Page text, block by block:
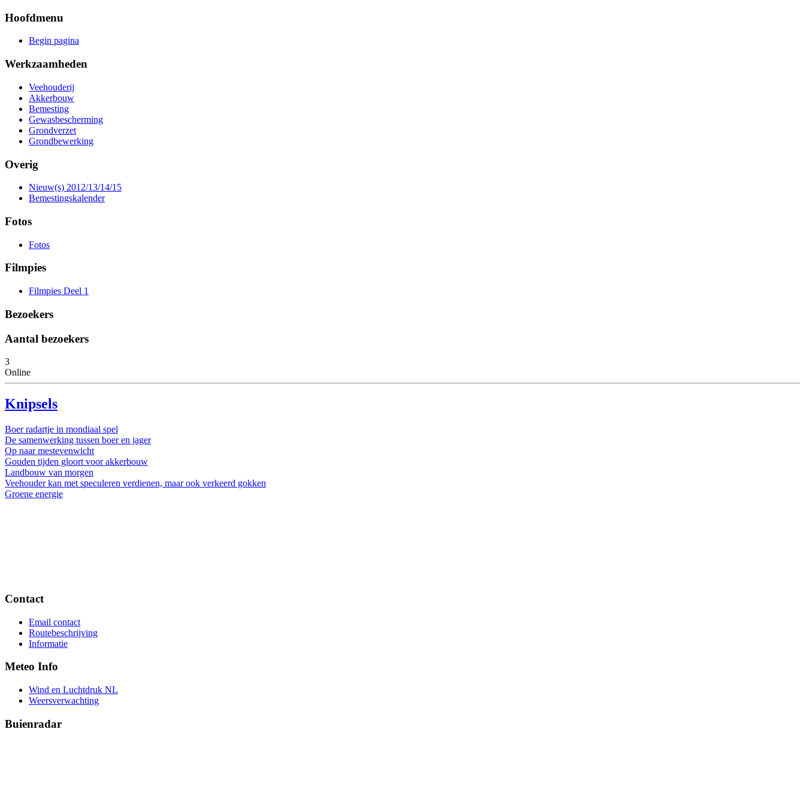
Hoofdmenu
Begin pagina
Werkzaamheden
Veehouderij
Akkerbouw
Bemesting
Gewasbescherming
Grondverzet
Grondbewerking
Overig
Nieuw(s) 2012/13/14/15
Bemestingskalender
Fotos
Fotos
Filmpies
Filmpies Deel 1
Bezoekers
Aantal bezoekers
3
Online
Knipsels
Boer radartje in mondiaal spel
De samenwerking tussen boer en jager
Op naar mestevenwicht
Gouden tijden gloort voor akkerbouw
Landbouw van morgen
Veehouder kan met speculeren verdienen, maar ook verkeerd gokken
Groene energie
Contact
Email contact
Routebeschrijving
Informatie
Meteo Info
Wind en Luchtdruk NL
Weersverwachting
Buienradar